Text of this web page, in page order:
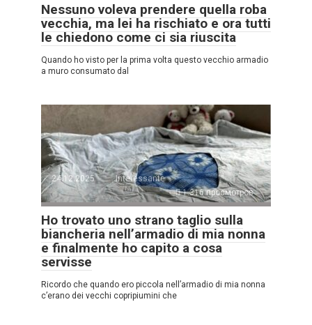
Nessuno voleva prendere quella roba
vecchia, ma lei ha rischiato e ora tutti
le chiedono come ci sia riuscita
Quando ho visto per la prima volta questo vecchio armadio
a muro consumato dal
24.12.2025
Interessante
1.316 просмотров
Ho trovato uno strano taglio sulla
biancheria nell’armadio di mia nonna
e finalmente ho capito a cosa
servisse
Ricordo che quando ero piccola nell’armadio di mia nonna
c’erano dei vecchi copripiumini che